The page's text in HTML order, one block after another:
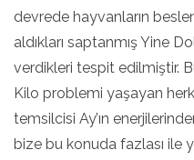
devrede hayvanların
aldıkları saptanmış Yine
verdikleri tespit edilmiştir.
Kilo problemi yaşayan
temsilcisi Ay’ın
bize bu konuda fazlası ile